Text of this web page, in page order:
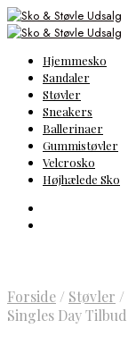
Hjemmesko
Sandaler
Støvler
Sneakers
Ballerinaer
Gummistøvler
Velcrosko
Højhælede Sko
Forside / Støvler /
Singles Day Tilbud